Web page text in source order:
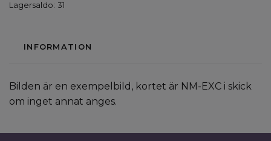
Lagersaldo: 31
INFORMATION
Bilden är en exempelbild, kortet är NM-EXC i skick
om inget annat anges.